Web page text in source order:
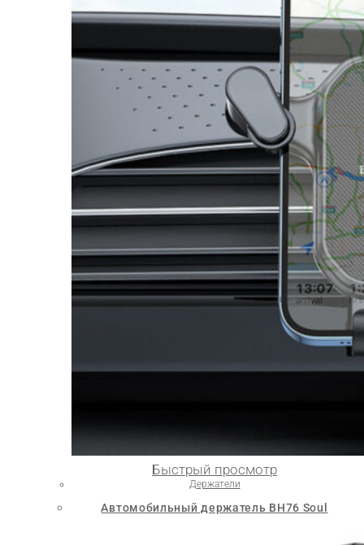
Быстрый просмотр
Держатели
Автомобильный держатель BH76 Soul